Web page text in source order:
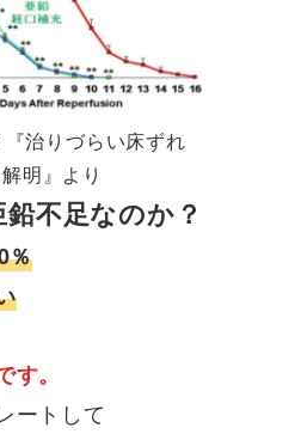
治りづらい床ずれ
明』より
不足なのか？
％
。
ートして